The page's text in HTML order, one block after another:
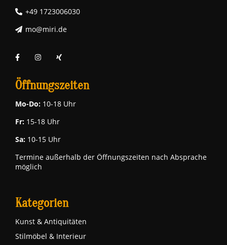
+49 1723006030
mo@miri.de
Öffnungszeiten
Mo-Do: 10-18 Uhr
Fr: 15-18 Uhr
Sa: 10-15 Uhr
Termine außerhalb der Öffnungszeiten nach Absprache
möglich
Kategorien
Kunst & Antiquitäten
Stilmöbel & Interieur